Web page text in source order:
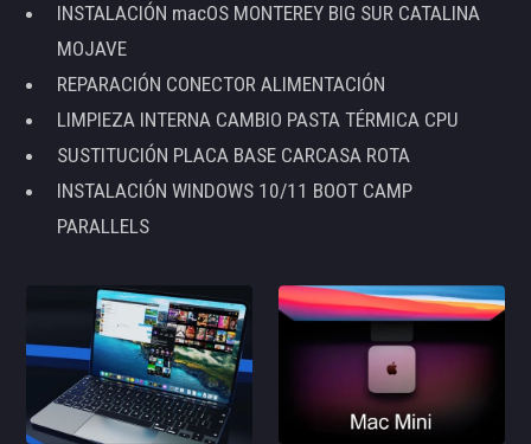
INSTALACIÓN macOS MONTEREY BIG SUR CATALINA
MOJAVE
REPARACIÓN CONECTOR ALIMENTACIÓN
LIMPIEZA INTERNA CAMBIO PASTA TÉRMICA CPU
SUSTITUCIÓN PLACA BASE CARCASA ROTA
INSTALACIÓN WINDOWS 10/11 BOOT CAMP
PARALLELS